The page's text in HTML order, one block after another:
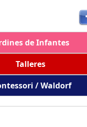
de Infantes
Talleres
/ Waldorf